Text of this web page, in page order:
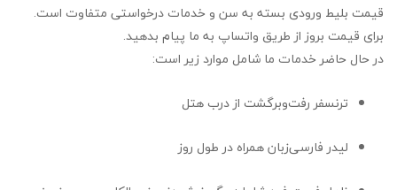
قیمت بلیط ورودی بسته به سن و خدمات درخواستی متفاوت است.
برای قیمت بروز از طریق واتساپ به ما پیام بدهید.
در حال حاضر خدمات ما شامل موارد زیر است:
ترنسفر رفت‌وبرگشت از درب هتل
لیدر فارسی‌زبان همراه در طول روز